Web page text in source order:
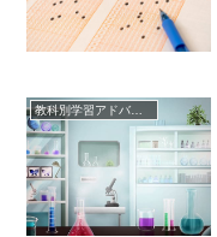
教科別学習アドバイス